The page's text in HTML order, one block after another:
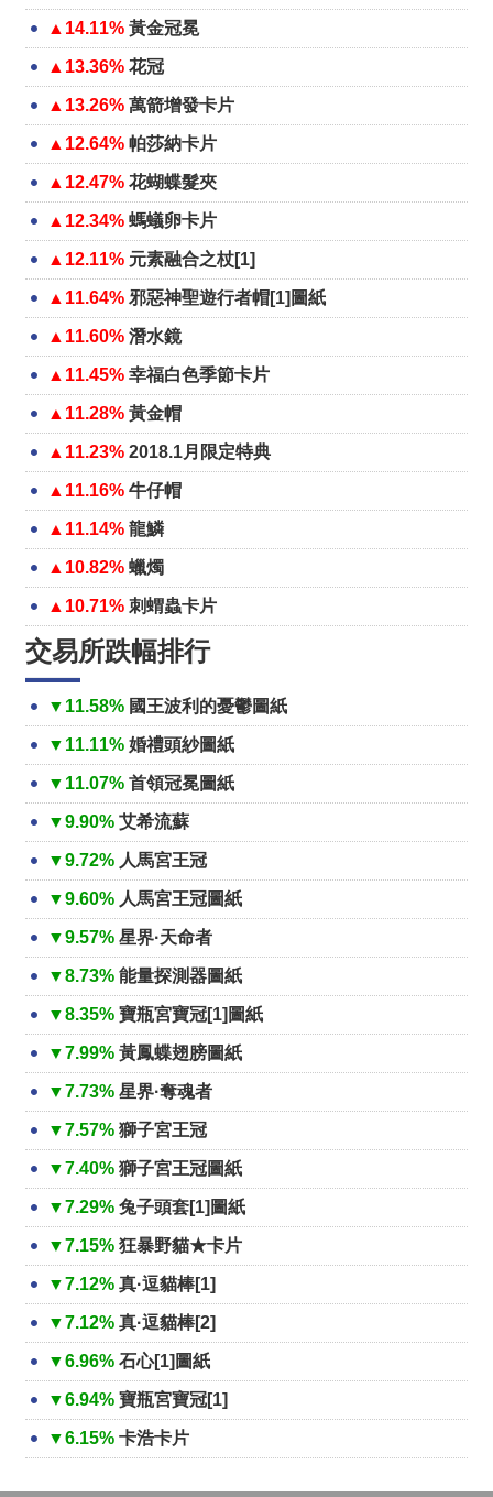
▲14.11% 黃金冠冕
▲13.36% 花冠
▲13.26% 萬箭增發卡片
▲12.64% 帕莎納卡片
▲12.47% 花蝴蝶髮夾
▲12.34% 螞蟻卵卡片
▲12.11% 元素融合之杖[1]
▲11.64% 邪惡神聖遊行者帽[1]圖紙
▲11.60% 潛水鏡
▲11.45% 幸福白色季節卡片
▲11.28% 黃金帽
▲11.23% 2018.1月限定特典
▲11.16% 牛仔帽
▲11.14% 龍鱗
▲10.82% 蠟燭
▲10.71% 刺蝟蟲卡片
交易所跌幅排行
▼11.58% 國王波利的憂鬱圖紙
▼11.11% 婚禮頭紗圖紙
▼11.07% 首領冠冕圖紙
▼9.90% 艾希流蘇
▼9.72% 人馬宮王冠
▼9.60% 人馬宮王冠圖紙
▼9.57% 星界·天命者
▼8.73% 能量探測器圖紙
▼8.35% 寶瓶宮寶冠[1]圖紙
▼7.99% 黃鳳蝶翅膀圖紙
▼7.73% 星界·奪魂者
▼7.57% 獅子宮王冠
▼7.40% 獅子宮王冠圖紙
▼7.29% 兔子頭套[1]圖紙
▼7.15% 狂暴野貓★卡片
▼7.12% 真·逗貓棒[1]
▼7.12% 真·逗貓棒[2]
▼6.96% 石心[1]圖紙
▼6.94% 寶瓶宮寶冠[1]
▼6.15% 卡浩卡片